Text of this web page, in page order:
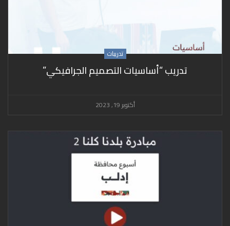
تدريبات
تدريب “أساسيات التصميم الجرافيكي”
أكتوبر 19, 2023